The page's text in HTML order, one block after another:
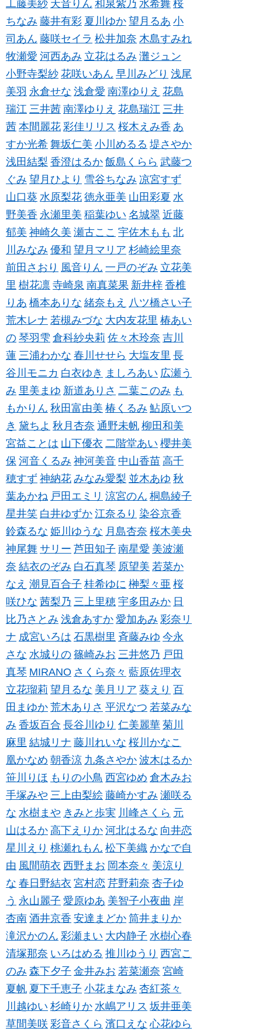
工藤美紗 天音りん 和泉紫乃 水希舞 桜
ちなみ 藤井有彩 夏川ゆか 望月るあ 小
司あん 藤咲セイラ 松井加奈 木島すみれ
牧瀬愛 河西あみ 立花はるみ 灘ジュン
小野寺梨紗 花咲いあん 早川みどり 浅尾
美羽 永倉せな 浅倉愛 南澤ゆりえ 花島
瑞江 三井茜 南澤ゆりえ 花島瑞江 三井
茜 本間麗花 彩佳リリス 桜木えみ香 あ
すか光希 舞坂仁美 小川めるる 堤さやか
浅田結梨 香澄はるか 飯島くらら 武藤つ
ぐみ 望月ひより 雪谷ちなみ 凉宮すず
山口葵 水原梨花 徳永亜美 山田彩夏 水
野美香 永瀬里美 稲葉ゆい 名城翠 近藤
郁美 神崎久美 瀬古ここ 宇佐木もも 北
川みなみ 優和 望月マリア 杉崎絵里奈
前田さおり 風音りん 一戸のぞみ 立花美
里 樹花凛 寺崎泉 南真菜果 新井梓 香椎
りあ 橋本ありな 緒奈もえ 八ツ橋さい子
荒木レナ 若槻みづな 大内友花里 椿あい
の 琴羽雫 倉科紗央莉 佐々木玲奈 吉川
蓮 三浦わかな 春川せせら 大塩友里 長
谷川モニカ 白衣ゆき ましろあい 広瀬う
み 里美まゆ 新道ありさ 二葉このみ も
もかりん 秋田富由美 椿くるみ 鮎原いつ
き 黛ちよ 秋月杏奈 通野未帆 柳田和美
宮益ことは 山下優衣 二階堂あい 櫻井美
保 河音くるみ 神河美音 中山香苗 高千
穂すず 神納花 みなみ愛梨 並木あゆ 秋
葉あかね 戸田エミリ 涼宮のん 桐島綾子
星井笑 白井ゆずか 江奈るり 染谷京香
鈴森るな 姫川ゆうな 月島杏奈 桜木美央
神尾舞 サリー 芦田知子 南星愛 美波瀬
奈 結衣のぞみ 白石真琴 原望美 若菜か
なえ 潮見百合子 桂希ゆに 榊梨々亜 桜
咲ひな 茜梨乃 三上里穂 宇多田みか 日
比乃さとみ 浅倉あすか 愛加あみ 彩奈リ
ナ 成宮いろは 石黒樹里 斉藤みゆ 今永
さな 水城りの 篠崎みお 三井悠乃 戸田
真琴 MIRANO さくら奈々 藍原佐理衣
立花瑠莉 望月るな 美月リア 葵えり 百
田まゆか 荒木ありさ 平沢なつ 若菜みな
み 香坂百合 長谷川ゆり 仁美麗華 菊川
麻里 結城リナ 藤川れいな 桜川かなこ
凰かなめ 朝香涼 九条さやか 波木はるか
笹川りほ もりの小鳥 西宮ゆめ 倉木みお
手塚みや 三上由梨絵 藤崎かすみ 瀬咲る
な 水樹まや きみと歩実 川峰さくら 元
山はるか 高下えりか 河北はるな 向井恋
星川えり 桃瀬れもん 松下美織 かなで自
由 風間萌衣 西野まお 岡本奈々 美涼り
な 春日野結衣 宮村恋 芹野莉奈 杏子ゆ
う 永山麗子 愛原ゆあ 美智子小夜曲 岸
杏南 酒井京香 安達まどか 筒井まりか
滝沢かのん 彩瀬まい 大内静子 水樹心春
清塚那奈 いろはめる 推川ゆうり 西宮こ
のみ 森下夕子 金井みお 若菜瀬奈 宮崎
夏帆 夏下千恵子 小花まなみ 杏紅茶々
川越ゆい 杉崎りか 水嶋アリス 坂井亜美
草間美咲 彩音さくら 濱口えな 心花ゆら